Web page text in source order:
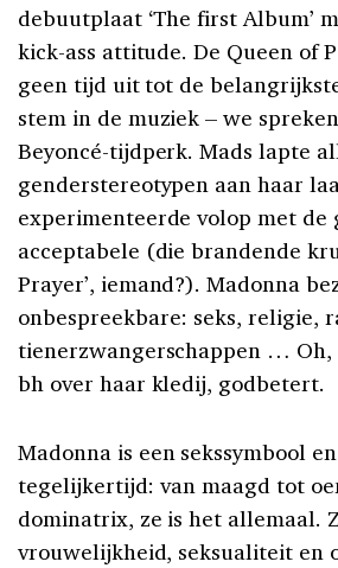
debuutplaat ‘The first Album’
kick-ass attitude. De Queen of
geen tijd uit tot de
stem in de muziek – we
Beyoncé-tijdperk. Mads lapte
genderstereotypen aan haar
experimenteerde volop met de
acceptabele (die brandende
Prayer’, iemand?). Madonna
onbespreekbare: seks, religie,
tienerzwangerschappen … Oh,
bh over haar kledij, godbetert.
Madonna is een sekssymbool
tegelijkertijd: van maagd tot
dominatrix, ze is het allemaal.
vrouwelijkheid, seksualiteit en